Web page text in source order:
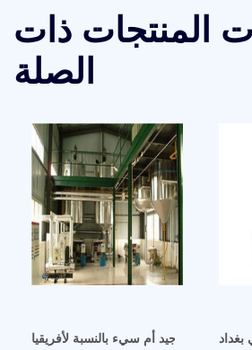
المنتجات ذات
الصلة
السليمانية جيد أم سيء بالنسبة لأفريقيا